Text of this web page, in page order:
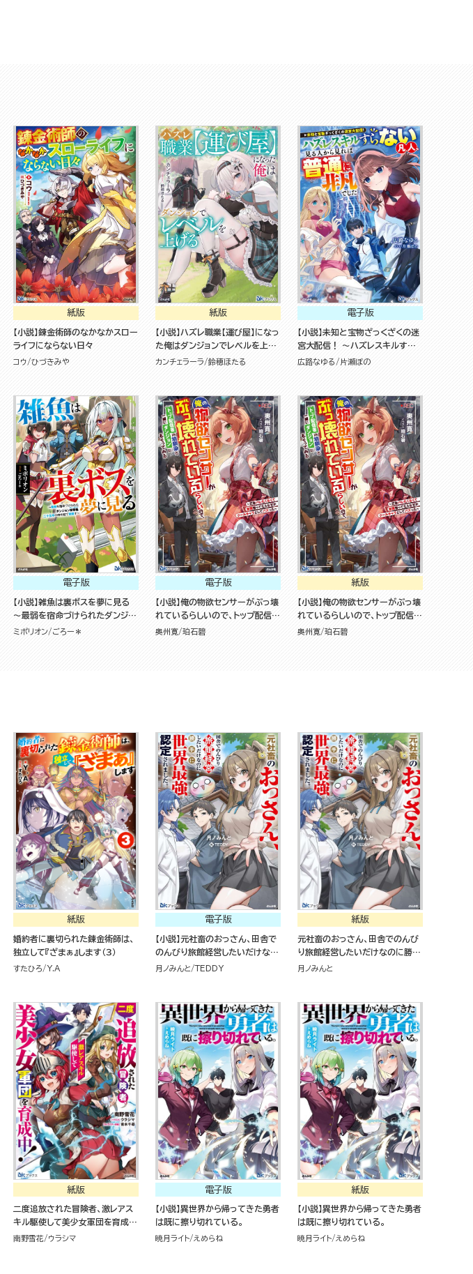
紙版
【小説】錬金術師のなかなかスロー
ライフにならない日々
コウ ひづきみや
紙版
【小説】ハズレ職業【運び屋】になっ
た俺はダンジョンでレベルを上げ
る
カンチェラーラ 鈴穂ほたる
電子版
【小説】未知と宝物ざっくざくの迷
宮大配信！ ～ハズレスキルすら
ない凡人、見る人から見れば普通
広路なゆる 片瀬ぼの
電子版
【小説】雑魚は裏ボスを夢に見る
～最弱を宿命づけられたダンジョ
ン探索者《シーカー》、二十五年の
ミポリオン ごろー＊
電子版
【小説】俺の物欲センサーがぶっ壊
れているらしいので、トップ配信者
の幼馴染と一緒にダンジョンにも
奥州寛 珀石碧
紙版
【小説】俺の物欲センサーがぶっ壊
れているらしいので、トップ配信者
の幼馴染と一緒にダンジョンにも
奥州寛 珀石碧
紙版
婚約者に裏切られた錬金術師は、
独立して『ざまぁ』します（３）
すたひろ Y.A
電子版
【小説】元社畜のおっさん、田舎で
のんびり旅館経営したいだけなの
に勝手に世界最強認定されまし
月ノみんと TEDDY
紙版
元社畜のおっさん、田舎でのんび
り旅館経営したいだけなのに勝手
に世界最強認定されました。
月ノみんと
紙版
二度追放された冒険者、激レアス
キル駆使して美少女軍団を育成
中！
南野雪花 ウラシマ
電子版
【小説】異世界から帰ってきた勇者
は既に擦り切れている。
暁月ライト えめらね
紙版
【小説】異世界から帰ってきた勇者
は既に擦り切れている。
暁月ライト えめらね